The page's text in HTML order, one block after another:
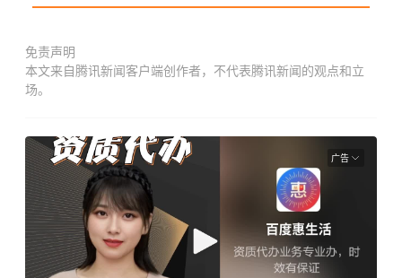
免责声明
本文来自腾讯新闻客户端创作者，不代表腾讯新闻的观点和立
场。
广告